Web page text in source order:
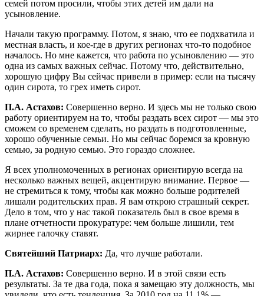
семей потом просили, чтобы этих детей им дали на
усыновление.
Начали такую программу. Потом, я знаю, что ее подхватила и
местная власть, и кое-где в других регионах что-то подобное
началось. Но мне кажется, что работа по усыновлению — это
одна из самых важных сейчас. Потому что, действительно,
хорошую цифру Вы сейчас привели в пример: если на тысячу
один сирота, то грех иметь сирот.
П.А. Астахов: Совершенно верно. И здесь мы не только свою
работу ориентируем на то, чтобы раздать всех сирот — мы это
сможем со временем сделать, но раздать в подготовленные,
хорошо обученные семьи. Но мы сейчас боремся за кровную
семью, за родную семью. Это гораздо сложнее.
Я всех уполномоченных в регионах ориентирую всегда на
несколько важных вещей, акцентирую внимание. Первое —
не стремиться к тому, чтобы как можно больше родителей
лишали родительских прав. Я вам открою страшный секрет.
Дело в том, что у нас такой показатель был в свое время в
плане отчетности прокуратуре: чем больше лишили, тем
жирнее галочку ставят.
Святейший Патриарх: Да, что лучше работали.
П.А. Астахов: Совершенно верно. И в этой связи есть
результаты. За те два года, пока я замещаю эту должность, мы